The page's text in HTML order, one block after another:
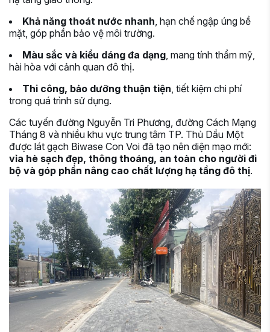
Khả năng thoát nước nhanh, hạn chế ngập úng bề
mặt, góp phần bảo vệ môi trường.
Màu sắc và kiểu dáng đa dạng, mang tính thẩm mỹ,
hài hòa với cảnh quan đô thị.
Thi công, bảo dưỡng thuận tiện, tiết kiệm chi phí
trong quá trình sử dụng.
Các tuyến đường Nguyễn Tri Phương, đường Cách Mạng
Tháng 8 và nhiều khu vực trung tâm TP. Thủ Dầu Một
được lát gạch Biwase Con Voi đã tạo nên diện mạo mới:
vỉa hè sạch đẹp, thông thoáng, an toàn cho người đi
bộ và góp phần nâng cao chất lượng hạ tầng đô thị.